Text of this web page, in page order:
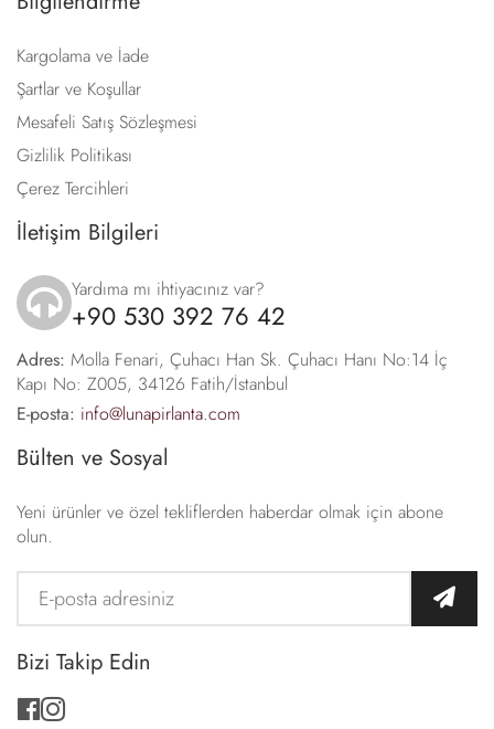
Kargolama ve İade
Şartlar ve Koşullar
Mesafeli Satış Sözleşmesi
Gizlilik Politikası
Çerez Tercihleri
İletişim Bilgileri
icon
Yardıma mı ihtiyacınız var?
+90 530 392 76 42
Adres: Molla Fenari, Çuhacı Han Sk. Çuhacı Hanı No:14 İç
Kapı No: Z005, 34126 Fatih/İstanbul
E-posta: info@lunapirlanta.com
Bülten ve Sosyal
Yeni ürünler ve özel tekliflerden haberdar olmak için abone
olun.
Bizi Takip Edin
facebook
instagram